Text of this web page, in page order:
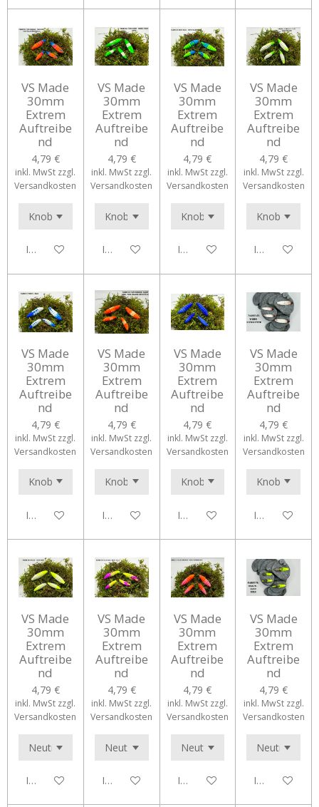
VS Made
30mm
Extrem
Auftreibe
nd
4,79 €
inkl. MwSt zzgl.
Versandkosten
In den Warenkorb
VS Made
30mm
Extrem
Auftreibe
nd
4,79 €
inkl. MwSt zzgl.
Versandkosten
In den Warenkorb
VS Made
30mm
Extrem
Auftreibe
nd
4,79 €
inkl. MwSt zzgl.
Versandkosten
In den Warenkorb
VS Made
30mm
Extrem
Auftreibe
nd
4,79 €
inkl. MwSt zzgl.
Versandkosten
In den
VS Made
30mm
Extrem
Auftreibe
nd
4,79 €
inkl. MwSt zzgl.
Versandkosten
In den Warenkorb
VS Made
30mm
Extrem
Auftreibe
nd
4,79 €
inkl. MwSt zzgl.
Versandkosten
In den Warenkorb
VS Made
30mm
Extrem
Auftreibe
nd
4,79 €
inkl. MwSt zzgl.
Versandkosten
In den Warenkorb
VS Made
30mm
Extrem
Auftreibe
nd
4,79 €
inkl. MwSt zzgl.
Versandkosten
In den
VS Made
30mm
Extrem
Auftreibe
nd
4,79 €
inkl. MwSt zzgl.
Versandkosten
In den Warenkorb
VS Made
30mm
Extrem
Auftreibe
nd
4,79 €
inkl. MwSt zzgl.
Versandkosten
In den Warenkorb
VS Made
30mm
Extrem
Auftreibe
nd
4,79 €
inkl. MwSt zzgl.
Versandkosten
In den Warenkorb
VS Made
30mm
Extrem
Auftreibe
nd
4,79 €
inkl. MwSt zzgl.
Versandkosten
In den